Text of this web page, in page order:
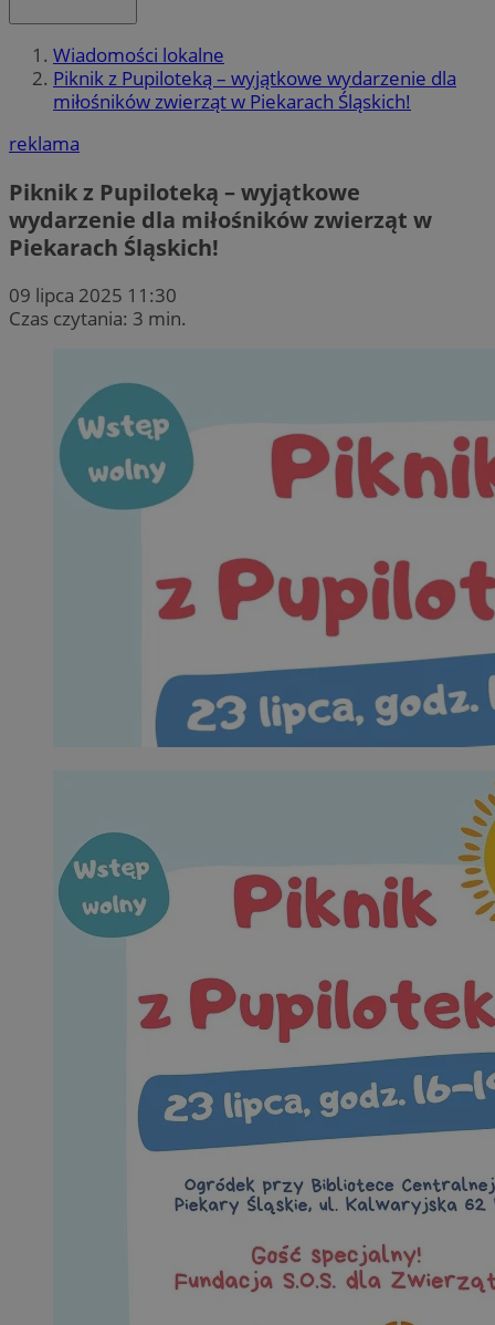
Wiadomości lokalne
Piknik z Pupiloteką – wyjątkowe wydarzenie dla
miłośników zwierząt w Piekarach Śląskich!
reklama
Piknik z Pupiloteką – wyjątkowe
wydarzenie dla miłośników zwierząt w
Piekarach Śląskich!
09 lipca 2025 11:30
Czas czytania: 3 min.